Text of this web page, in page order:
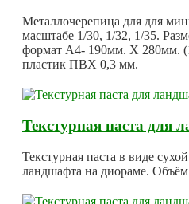
Металлочерепица для для
масштабе 1/30, 1/32, 1/35.
формат А4- 190мм. Х 280мм.
пластик ПВХ 0,3 мм.
Текстурная паста для
Текстурная паста в виде
ландшафта на диораме. Объём